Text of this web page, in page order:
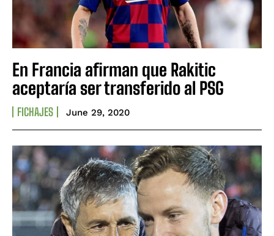
En Francia afirman que Rakitic
aceptaría ser transferido al PSG
FICHAJES June 29, 2020